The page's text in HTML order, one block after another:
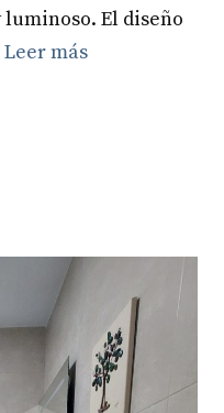
El diseño
Leer más